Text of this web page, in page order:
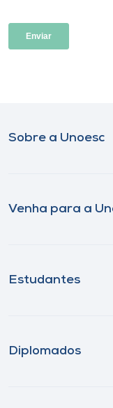
Sobre a Unoesc
Venha para a
Estudantes
Diplomados